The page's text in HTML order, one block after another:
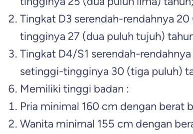
Tingkat D3 serendah-rendahnya
tingginya 27 (dua puluh tujuh)
Tingkat D4/S1 serendah-
setinggi-tingginya 30 (tiga puluh)
Memiliki tinggi badan :
Pria minimal 160 cm dengan berat
Wanita minimal 155 cm dengan